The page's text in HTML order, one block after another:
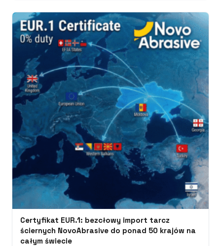
Certyfikat EUR.1: bezcłowy import tarcz
ściernych NovoAbrasive do ponad 50 krajów na
całym świecie